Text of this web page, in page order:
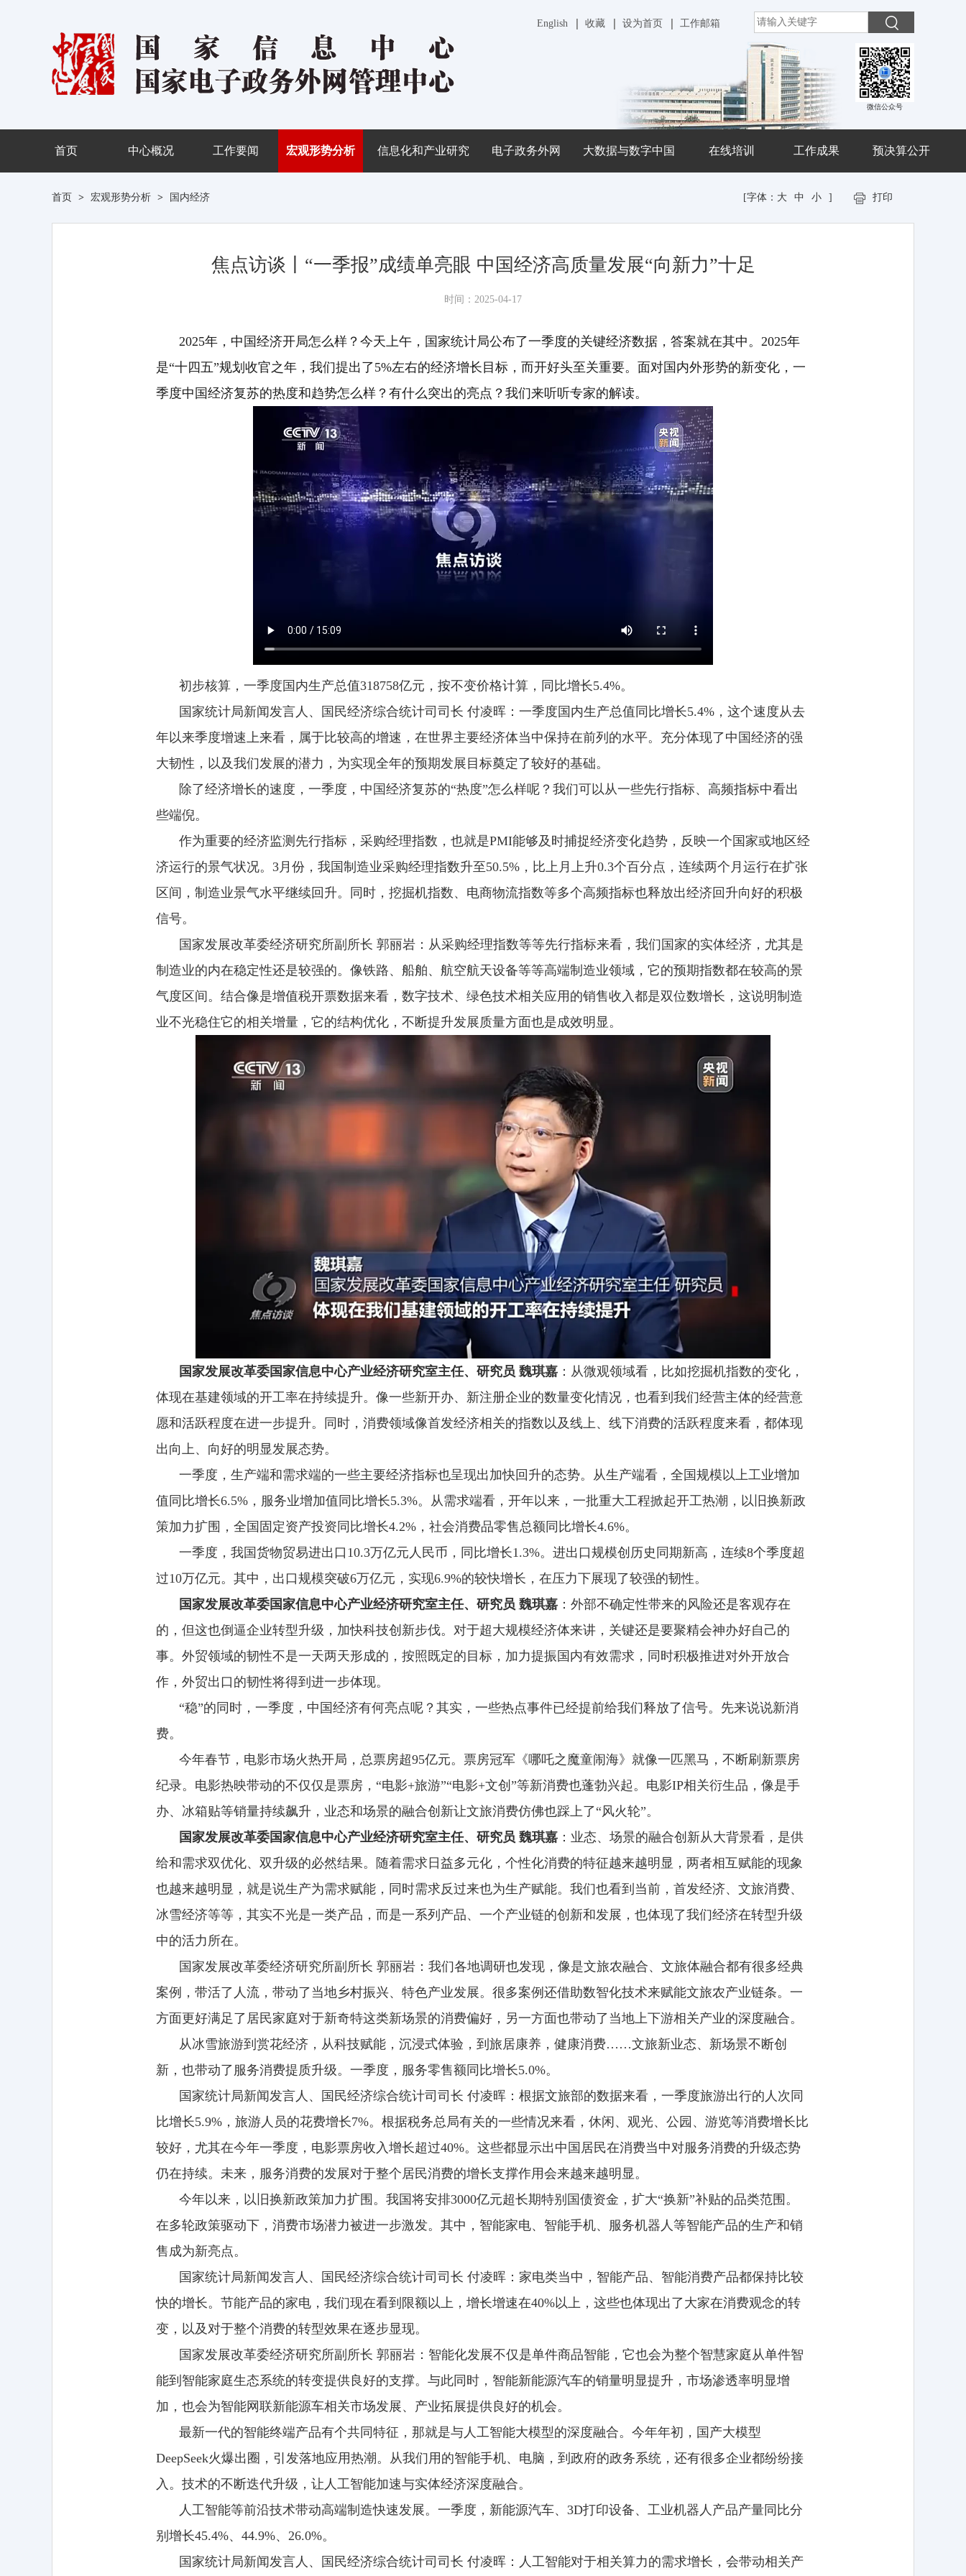
English 收藏 设为首页 工作邮箱
微信公众号
首页 中心概况 工作要闻 宏观形势分析 信息化和产业研究 电子政务外网 大数据与数字中国 在线培训 工作成果 预决算公开
首页 > 宏观形势分析 > 国内经济 [字体： 大 中 小 ] 打印
焦点访谈丨“一季报”成绩单亮眼 中国经济高质量发展“向新力”十足
时间：2025-04-17
2025年，中国经济开局怎么样？今天上午，国家统计局公布了一季度的关键经济数据，答案就在其中。2025年
是“十四五”规划收官之年，我们提出了5%左右的经济增长目标，而开好头至关重要。面对国内外形势的新变化，一
季度中国经济复苏的热度和趋势怎么样？有什么突出的亮点？我们来听听专家的解读。
初步核算，一季度国内生产总值318758亿元，按不变价格计算，同比增长5.4%。
国家统计局新闻发言人、国民经济综合统计司司长 付凌晖：一季度国内生产总值同比增长5.4%，这个速度从去
年以来季度增速上来看，属于比较高的增速，在世界主要经济体当中保持在前列的水平。充分体现了中国经济的强
大韧性，以及我们发展的潜力，为实现全年的预期发展目标奠定了较好的基础。
除了经济增长的速度，一季度，中国经济复苏的“热度”怎么样呢？我们可以从一些先行指标、高频指标中看出
些端倪。
作为重要的经济监测先行指标，采购经理指数，也就是PMI能够及时捕捉经济变化趋势，反映一个国家或地区经
济运行的景气状况。3月份，我国制造业采购经理指数升至50.5%，比上月上升0.3个百分点，连续两个月运行在扩张
区间，制造业景气水平继续回升。同时，挖掘机指数、电商物流指数等多个高频指标也释放出经济回升向好的积极
信号。
国家发展改革委经济研究所副所长 郭丽岩：从采购经理指数等等先行指标来看，我们国家的实体经济，尤其是
制造业的内在稳定性还是较强的。像铁路、船舶、航空航天设备等等高端制造业领域，它的预期指数都在较高的景
气度区间。结合像是增值税开票数据来看，数字技术、绿色技术相关应用的销售收入都是双位数增长，这说明制造
业不光稳住它的相关增量，它的结构优化，不断提升发展质量方面也是成效明显。
国家发展改革委国家信息中心产业经济研究室主任、研究员 魏琪嘉 ：从微观领域看，比如挖掘机指数的变化，
体现在基建领域的开工率在持续提升。像一些新开办、新注册企业的数量变化情况，也看到我们经营主体的经营意
愿和活跃程度在进一步提升。同时，消费领域像首发经济相关的指数以及线上、线下消费的活跃程度来看，都体现
出向上、向好的明显发展态势。
一季度，生产端和需求端的一些主要经济指标也呈现出加快回升的态势。从生产端看，全国规模以上工业增加
值同比增长6.5%，服务业增加值同比增长5.3%。从需求端看，开年以来，一批重大工程掀起开工热潮，以旧换新政
策加力扩围，全国固定资产投资同比增长4.2%，社会消费品零售总额同比增长4.6%。
一季度，我国货物贸易进出口10.3万亿元人民币，同比增长1.3%。进出口规模创历史同期新高，连续8个季度超
过10万亿元。其中，出口规模突破6万亿元，实现6.9%的较快增长，在压力下展现了较强的韧性。
国家发展改革委国家信息中心产业经济研究室主任、研究员 魏琪嘉 ：外部不确定性带来的风险还是客观存在
的，但这也倒逼企业转型升级，加快科技创新步伐。对于超大规模经济体来讲，关键还是要聚精会神办好自己的
事。外贸领域的韧性不是一天两天形成的，按照既定的目标，加力提振国内有效需求，同时积极推进对外开放合
作，外贸出口的韧性将得到进一步体现。
“稳”的同时，一季度，中国经济有何亮点呢？其实，一些热点事件已经提前给我们释放了信号。先来说说新消
费。
今年春节，电影市场火热开局，总票房超95亿元。票房冠军《哪吒之魔童闹海》就像一匹黑马，不断刷新票房
纪录。电影热映带动的不仅仅是票房，“电影+旅游”“电影+文创”等新消费也蓬勃兴起。电影IP相关衍生品，像是手
办、冰箱贴等销量持续飙升，业态和场景的融合创新让文旅消费仿佛也踩上了“风火轮”。
国家发展改革委国家信息中心产业经济研究室主任、研究员 魏琪嘉 ：业态、场景的融合创新从大背景看，是供
给和需求双优化、双升级的必然结果。随着需求日益多元化，个性化消费的特征越来越明显，两者相互赋能的现象
也越来越明显，就是说生产为需求赋能，同时需求反过来也为生产赋能。我们也看到当前，首发经济、文旅消费、
冰雪经济等等，其实不光是一类产品，而是一系列产品、一个产业链的创新和发展，也体现了我们经济在转型升级
中的活力所在。
国家发展改革委经济研究所副所长 郭丽岩：我们各地调研也发现，像是文旅农融合、文旅体融合都有很多经典
案例，带活了人流，带动了当地乡村振兴、特色产业发展。很多案例还借助数智化技术来赋能文旅农产业链条。一
方面更好满足了居民家庭对于新奇特这类新场景的消费偏好，另一方面也带动了当地上下游相关产业的深度融合。
从冰雪旅游到赏花经济，从科技赋能，沉浸式体验，到旅居康养，健康消费……文旅新业态、新场景不断创
新，也带动了服务消费提质升级。一季度，服务零售额同比增长5.0%。
国家统计局新闻发言人、国民经济综合统计司司长 付凌晖：根据文旅部的数据来看，一季度旅游出行的人次同
比增长5.9%，旅游人员的花费增长7%。根据税务总局有关的一些情况来看，休闲、观光、公园、游览等消费增长比
较好，尤其在今年一季度，电影票房收入增长超过40%。这些都显示出中国居民在消费当中对服务消费的升级态势
仍在持续。未来，服务消费的发展对于整个居民消费的增长支撑作用会来越来越明显。
今年以来，以旧换新政策加力扩围。我国将安排3000亿元超长期特别国债资金，扩大“换新”补贴的品类范围。
在多轮政策驱动下，消费市场潜力被进一步激发。其中，智能家电、智能手机、服务机器人等智能产品的生产和销
售成为新亮点。
国家统计局新闻发言人、国民经济综合统计司司长 付凌晖：家电类当中，智能产品、智能消费产品都保持比较
快的增长。节能产品的家电，我们现在看到限额以上，增长增速在40%以上，这些也体现出了大家在消费观念的转
变，以及对于整个消费的转型效果在逐步显现。
国家发展改革委经济研究所副所长 郭丽岩：智能化发展不仅是单件商品智能，它也会为整个智慧家庭从单件智
能到智能家庭生态系统的转变提供良好的支撑。与此同时，智能新能源汽车的销量明显提升，市场渗透率明显增
加，也会为智能网联新能源车相关市场发展、产业拓展提供良好的机会。
最新一代的智能终端产品有个共同特征，那就是与人工智能大模型的深度融合。今年年初，国产大模型
DeepSeek火爆出圈，引发落地应用热潮。从我们用的智能手机、电脑，到政府的政务系统，还有很多企业都纷纷接
入。技术的不断迭代升级，让人工智能加速与实体经济深度融合。
人工智能等前沿技术带动高端制造快速发展。一季度，新能源汽车、3D打印设备、工业机器人产品产量同比分
别增长45.4%、44.9%、26.0%。
国家统计局新闻发言人、国民经济综合统计司司长 付凌晖：人工智能对于相关算力的需求增长，会带动相关产